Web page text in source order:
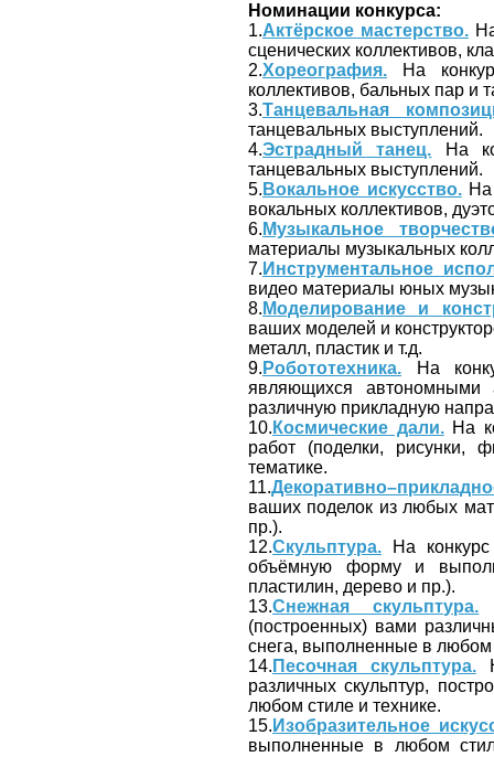
Номинации конкурса:
1.Актёрское мастерство.На
сценических коллективов,
2.Хореография. На
коллективов, бальных пар и
3.Танцевальная
танцевальных выступлений.
4.Эстрадный танец. На
танцевальных выступлений.
5. Вокальное искусство.На
вокальных коллективов,
6. Музыкальное
материалы музыкальных
7. Инструментальное
видео материалы юных
8. Моделирование и
ваших моделей и
металл, пластик и т.д.
9. Робототехника. На
являющихся автономными
различную прикладную
10. Космические дали.На
работ (поделки, рисунки,
тематике.
11.
ваших поделок из любых
пр.).
12.Скульптура. На
объёмную форму и
пластилин, дерево и пр.).
13.Снежная скульптура.
(построенных) вами
снега, выполненные в любом
14. Песочная скульптура.
различных скульптур,
любом стиле и технике.
15. Изобразительное
выполненные в любом